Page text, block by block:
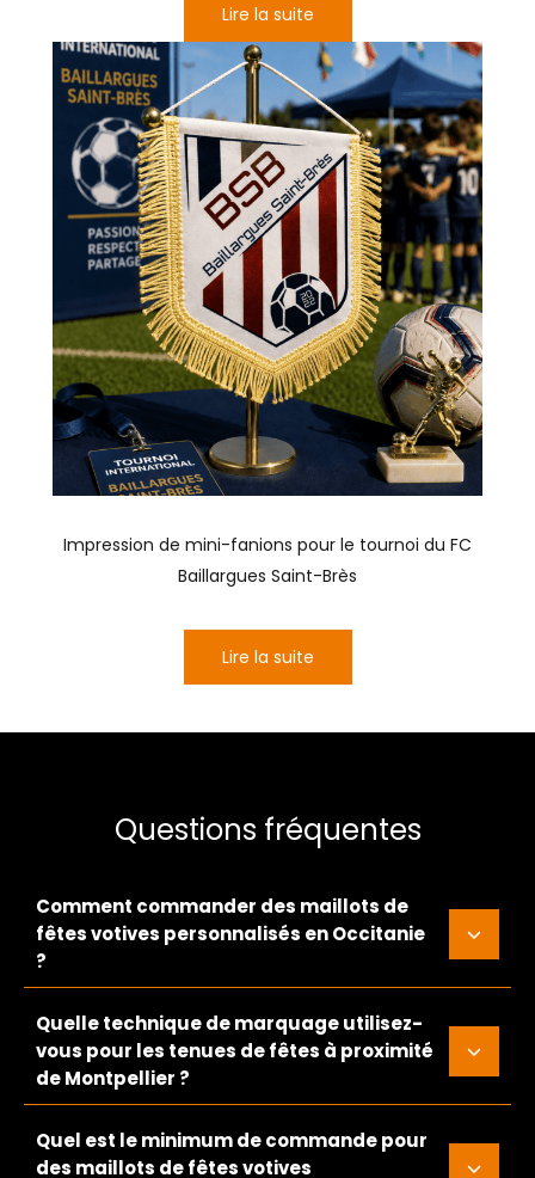
Lire la suite
Impression de mini-fanions pour le tournoi du FC
Baillargues Saint-Brès
Lire la suite
Questions fréquentes
Comment commander des maillots de
fêtes votives personnalisés en Occitanie
?
Quelle technique de marquage utilisez-
vous pour les tenues de fêtes à proximité
de Montpellier ?
Quel est le minimum de commande pour
des maillots de fêtes votives